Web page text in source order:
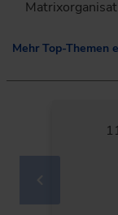
Mehr Top-Themen